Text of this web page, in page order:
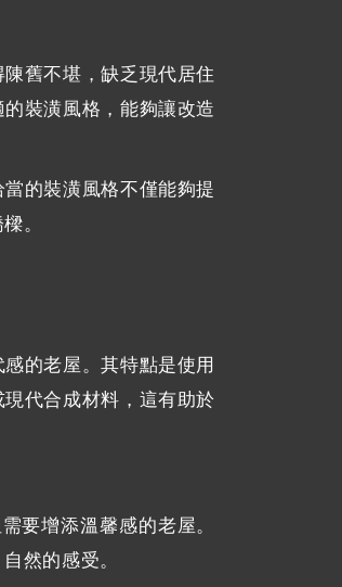
舊不堪，缺乏現代居住
裝潢風格，能夠讓改造
的裝潢風格不僅能夠提
。
的老屋。其特點是使用
代合成材料，這有助於
要增添溫馨感的老屋。
然的感受。